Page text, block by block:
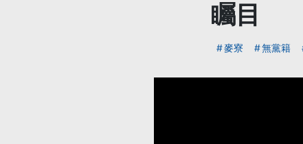
矚目
麥寮 無黨籍